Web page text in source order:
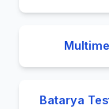
Batarya